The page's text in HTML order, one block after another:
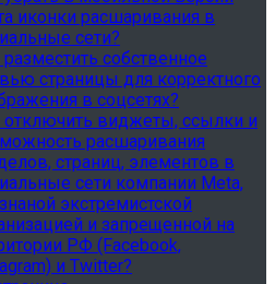
иконки расшаривания в
сети?
собственное
страницы для корректного
в соцсетях?
отключить виджеты, ссылки и
расшаривания
страниц, элементов в
сети компании Meta,
экстремистской
и запрещенной на
РФ (Facebook,
и Twitter?